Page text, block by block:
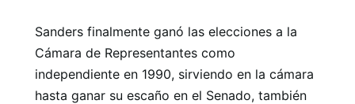
Sanders finalmente ganó las elecciones a la
Cámara de Representantes como
independiente en 1990, sirviendo en la cámara
hasta ganar su escaño en el Senado, también